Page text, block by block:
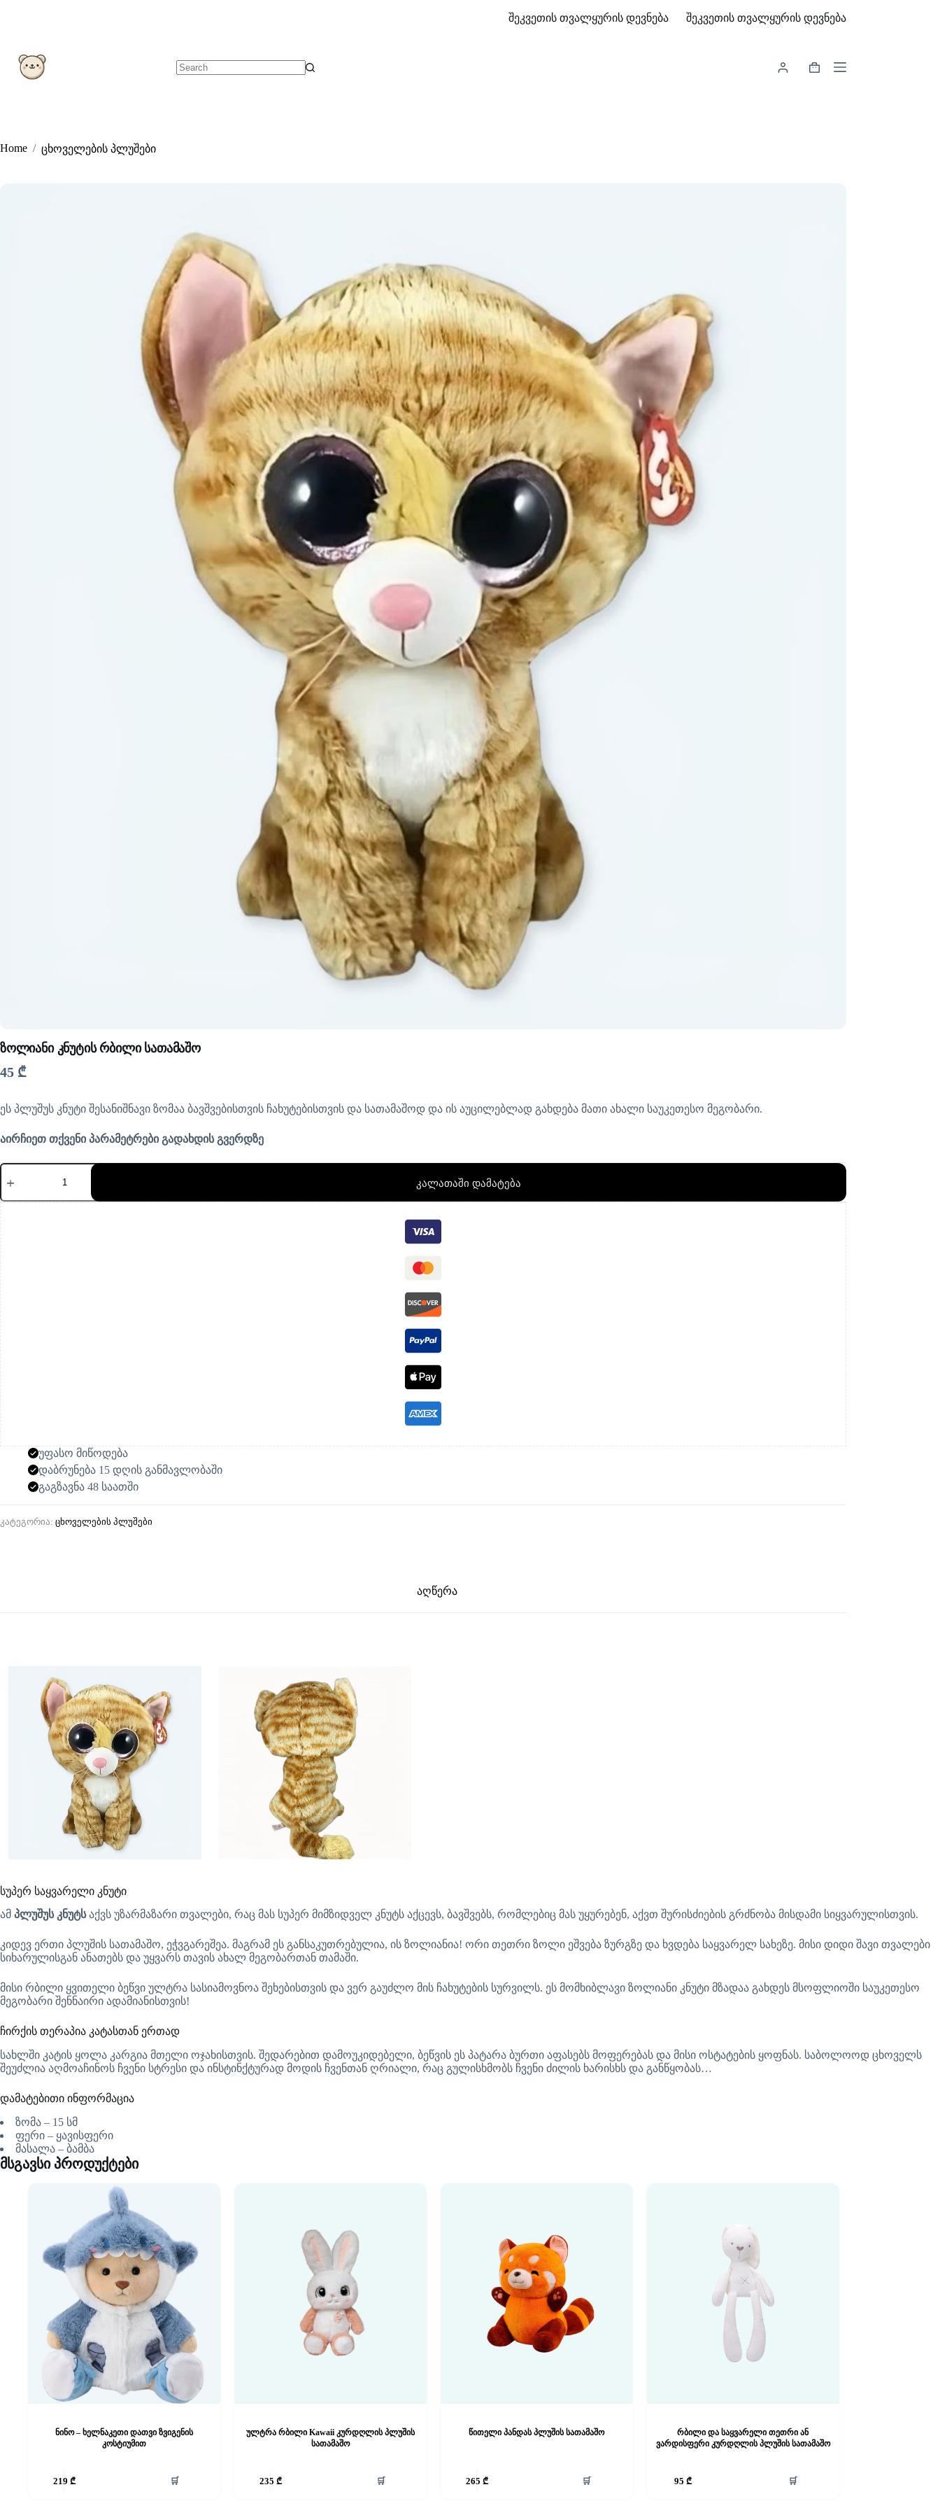
შეკვეთის თვალყურის დევნება შეკვეთის თვალყურის დევნება
Shopping
Home / ცხოველების პლუშები
ზოლიანი კნუტის რბილი სათამაშო
45 ₾
ეს პლუშუს კნუტი შესანიშნავი ზომაა ბავშვებისთვის ჩახუტებისთვის და სათამაშოდ და ის აუცილებლად გახდება მათი ახალი საუკეთესო მეგობარი.
აირჩიეთ თქვენი პარამეტრები გადახდის გვერდზე
რაოდენობა:
ზოლიანი
რბილი
სათამაშო
კალათაში დამატება
უფასო მიწოდება
დაბრუნება 15 დღის განმავლობაში
გაგზავნა 48 საათში
კატეგორია: ცხოველების პლუშები
აღწერა
სუპერ საყვარელი კნუტი
ამ პლუშუს კნუტსაქვს უზარმაზარი თვალები, რაც მას სუპერ მიმზიდველ კნუტს აქცევს, ბავშვებს, რომლებიც მას უყურებენ, აქვთ შურისძიების გრძნობა მისდამი სიყვარულისთვის.
კიდევ ერთი პლუშის სათამაშო, ეჭვგარეშეა. მაგრამ ეს განსაკუთრებულია, ის ზოლიანია! ორი თეთრი ზოლი ეშვება ზურგზე და ხვდება საყვარელ სახეზე. მისი დიდი შავი თვალები
სიხარულისგან ანათებს და უყვარს თავის ახალ მეგობართან თამაში.
მისი რბილი ყვითელი ბეწვი ულტრა სასიამოვნოა შეხებისთვის და ვერ გაუძლო მის ჩახუტების სურვილს. ეს მომხიბლავი ზოლიანი კნუტი მზადაა გახდეს მსოფლიოში საუკეთესო
მეგობარი შენნაირი ადამიანისთვის!
ჩირქის თერაპია კატასთან ერთად
სახლში კატის ყოლა კარგია მთელი ოჯახისთვის. შედარებით დამოუკიდებელი, ბეწვის ეს პატარა ბურთი აფასებს მოფერებას და მისი ოსტატების ყოფნას. საბოლოოდ ცხოველს
შეუძლია აღმოაჩინოს ჩვენი სტრესი და ინსტინქტურად მოდის ჩვენთან ღრიალი, რაც გულისხმობს ჩვენი ძილის ხარისხს და განწყობას…
დამატებითი ინფორმაცია
ზომა – 15 სმ
ფერი – ყავისფერი
მასალა – ბამბა
მსგავსი პროდუქტები
ნინო – ხელნაკეთი დათვი ზვიგენის
კოსტიუმით
219 ₾ 🛒
ულტრა რბილი Kawaii კურდღლის პლუშის
სათამაშო
235 ₾ 🛒
წითელი პანდას პლუშის სათამაშო
265 ₾ 🛒
რბილი და საყვარელი თეთრი ან
ვარდისფერი კურდღლის პლუშის სათამაშო
95 ₾ 🛒